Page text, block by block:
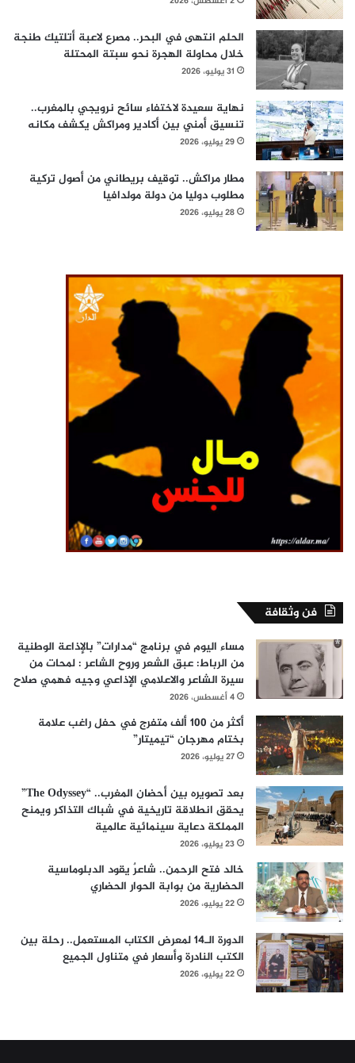
الحلم انتهى في البحر.. مصرع لاعبة أتلتيك طنجة
خلال محاولة الهجرة نحو سبتة المحتلة
31 يوليو، 2026
نهاية سعيدة لاختفاء سائح نرويجي بالمغرب..
تنسيق أمني بين أكادير ومراكش يكشف مكانه
29 يوليو، 2026
مطار مراكش.. توقيف بريطاني من أصول تركية
مطلوب دوليا من دولة مولدافيا
28 يوليو، 2026
فن وثقافة
مساء اليوم في برنامج “مدارات” بالإذاعة الوطنية
من الرباط: عبق الشعر وروح الشاعر : لمحات من
سيرة الشاعر والاعلامي الإذاعي وجيه فهمي صلاح
4 أغسطس، 2026
أكثر من 100 ألف متفرج في حفل راغب علامة
بختام مهرجان “تيميتار”
27 يوليو، 2026
بعد تصويره بين أحضان المغرب.. “The Odyssey”
يحقق انطلاقة تاريخية في شباك التذاكر ويمنح
المملكة دعاية سينمائية عالمية
23 يوليو، 2026
خالد فتح الرحمن.. شاعرٌ يقود الدبلوماسية
الحضارية من بوابة الحوار الحضاري
22 يوليو، 2026
الدورة الـ14 لمعرض الكتاب المستعمل.. رحلة بين
الكتب النادرة وأسعار في متناول الجميع
22 يوليو، 2026